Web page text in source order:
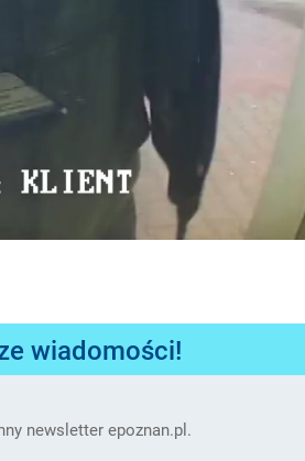
wiadomości!
newsletter epoznan.pl.